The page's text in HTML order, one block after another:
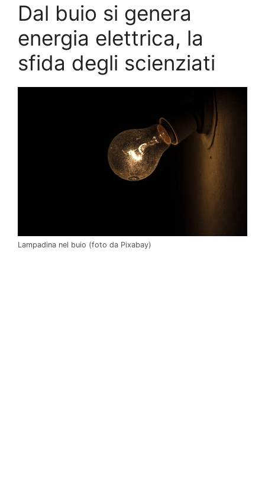
Dal buio si genera
energia elettrica, la
sfida degli scienziati
Lampadina nel buio (foto da Pixabay)